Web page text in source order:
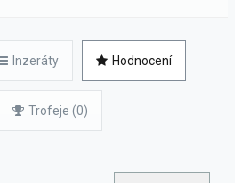
Inzeráty Hodnocení
Trofeje (0)